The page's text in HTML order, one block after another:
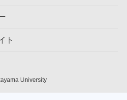
ト
University